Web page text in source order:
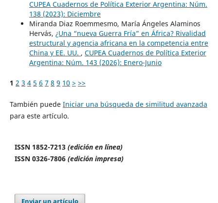
CUPEA Cuadernos de Política Exterior Argentina: Núm.
138 (2023): Diciembre
Miranda Diaz Roemmesmo, María Ángeles Alaminos
Hervás, ¿Una “nueva Guerra Fría” en África? Rivalidad
estructural y agencia africana en la competencia entre
China y EE. UU. , CUPEA Cuadernos de Política Exterior
Argentina: Núm. 143 (2026): Enero-Junio
1 2 3 4 5 6 7 8 9 10 > >>
También puede Iniciar una búsqueda de similitud avanzada
para este artículo.
ISSN 1852-7213 (edición en línea)
ISSN 0326-7806 (edición impresa)
Enviar un artículo